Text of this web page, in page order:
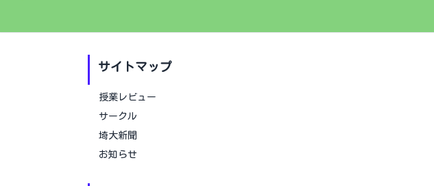
サイトマップ
授業レビュー
サークル
埼大新聞
お知らせ